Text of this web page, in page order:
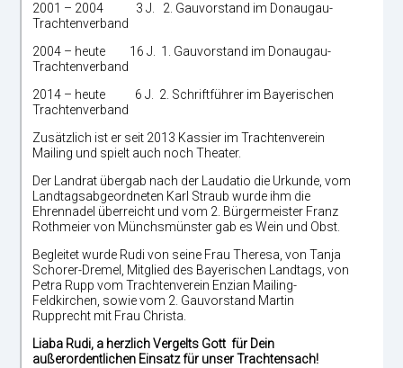
2001 – 2004 3 J. 2. Gauvorstand im Donaugau-
Trachtenverband
2004 – heute 16 J. 1. Gauvorstand im Donaugau-
Trachtenverband
2014 – heute 6 J. 2. Schriftführer im Bayerischen
Trachtenverband
Zusätzlich ist er seit 2013 Kassier im Trachtenverein
Mailing und spielt auch noch Theater.
Der Landrat übergab nach der Laudatio die Urkunde, vom
Landtagsabgeordneten Karl Straub wurde ihm die
Ehrennadel überreicht und vom 2. Bürgermeister Franz
Rothmeier von Münchsmünster gab es Wein und Obst.
Begleitet wurde Rudi von seine Frau Theresa, von Tanja
Schorer-Dremel, Mitglied des Bayerischen Landtags, von
Petra Rupp vom Trachtenverein Enzian Mailing-
Feldkirchen, sowie vom 2. Gauvorstand Martin
Rupprecht mit Frau Christa.
Liaba Rudi, a herzlich Vergelts Gott für Dein
außerordentlichen Einsatz für unser Trachtensach!